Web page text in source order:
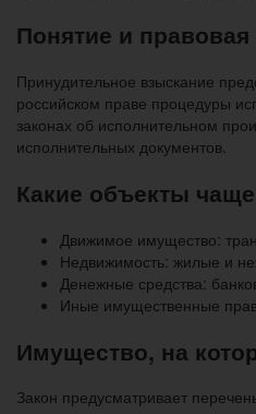
Понятие и
Принудительное взыскание
российском праве процедуры
законах об исполнительном
исполнительных документов.
Какие объекты
Движимое имущество:
Недвижимость: жилые и
Денежные средства:
Иные имущественные
Имущество, на
Закон предусматривает